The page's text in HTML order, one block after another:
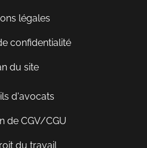
légales
confidentialité
du site
d'avocats
de CGV/CGU
du travail